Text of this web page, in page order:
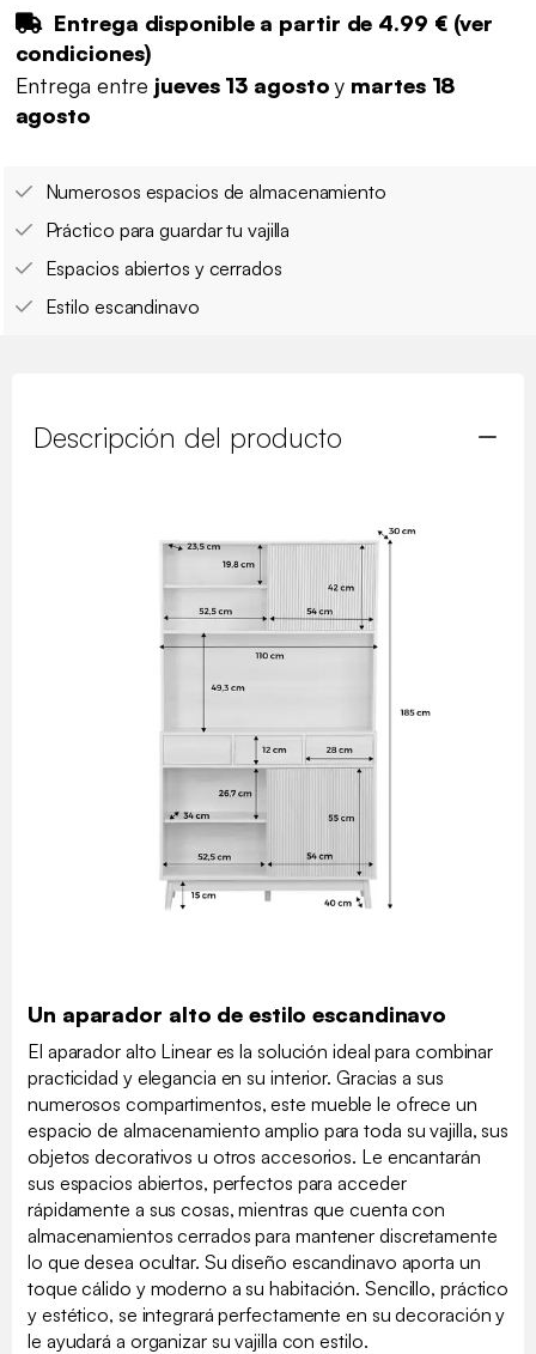
Entrega disponible a partir de 4.99 €(ver
condiciones)
Entrega entre jueves 13 agostoy martes 18
agosto
Numerosos espacios de almacenamiento
Práctico para guardar tu vajilla
Espacios abiertos y cerrados
Estilo escandinavo
Descripción del producto
Un aparador alto de estilo escandinavo
El aparador alto Linear es la solución ideal para combinar
practicidad y elegancia en su interior. Gracias a sus
numerosos compartimentos, este mueble le ofrece un
espacio de almacenamiento amplio para toda su vajilla, sus
objetos decorativos u otros accesorios. Le encantarán
sus espacios abiertos, perfectos para acceder
rápidamente a sus cosas, mientras que cuenta con
almacenamientos cerrados para mantener discretamente
lo que desea ocultar. Su diseño escandinavo aporta un
toque cálido y moderno a su habitación. Sencillo, práctico
y estético, se integrará perfectamente en su decoración y
le ayudará a organizar su vajilla con estilo.